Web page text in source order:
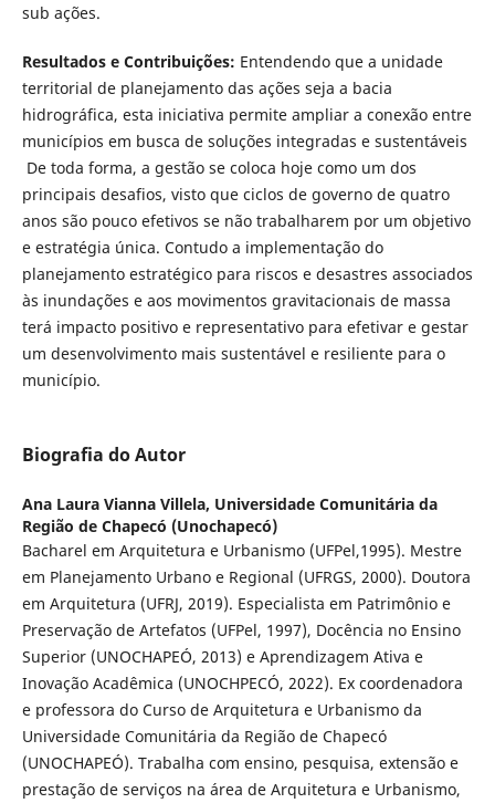
sub ações.
Resultados e Contribuições: Entendendo que a unidade
territorial de planejamento das ações seja a bacia
hidrográfica, esta iniciativa permite ampliar a conexão entre
municípios em busca de soluções integradas e sustentáveis
De toda forma, a gestão se coloca hoje como um dos
principais desafios, visto que ciclos de governo de quatro
anos são pouco efetivos se não trabalharem por um objetivo
e estratégia única. Contudo a implementação do
planejamento estratégico para riscos e desastres associados
às inundações e aos movimentos gravitacionais de massa
terá impacto positivo e representativo para efetivar e gestar
um desenvolvimento mais sustentável e resiliente para o
município.
Biografia do Autor
Ana Laura Vianna Villela, Universidade Comunitária da
Região de Chapecó (Unochapecó)
Bacharel em Arquitetura e Urbanismo (UFPel,1995). Mestre
em Planejamento Urbano e Regional (UFRGS, 2000). Doutora
em Arquitetura (UFRJ, 2019). Especialista em Patrimônio e
Preservação de Artefatos (UFPel, 1997), Docência no Ensino
Superior (UNOCHAPEÓ, 2013) e Aprendizagem Ativa e
Inovação Acadêmica (UNOCHPECÓ, 2022). Ex coordenadora
e professora do Curso de Arquitetura e Urbanismo da
Universidade Comunitária da Região de Chapecó
(UNOCHAPEÓ). Trabalha com ensino, pesquisa, extensão e
prestação de serviços na área de Arquitetura e Urbanismo,